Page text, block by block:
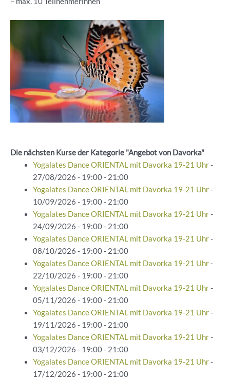
Die nächsten Kurse der Kategorie "Angebot von Davorka"
Yogalates Dance ORIENTAL mit Davorka 19-21 Uhr-
27/08/2026 - 19:00 - 21:00
Yogalates Dance ORIENTAL mit Davorka 19-21 Uhr-
10/09/2026 - 19:00 - 21:00
Yogalates Dance ORIENTAL mit Davorka 19-21 Uhr-
24/09/2026 - 19:00 - 21:00
Yogalates Dance ORIENTAL mit Davorka 19-21 Uhr-
08/10/2026 - 19:00 - 21:00
Yogalates Dance ORIENTAL mit Davorka 19-21 Uhr-
22/10/2026 - 19:00 - 21:00
Yogalates Dance ORIENTAL mit Davorka 19-21 Uhr-
05/11/2026 - 19:00 - 21:00
Yogalates Dance ORIENTAL mit Davorka 19-21 Uhr-
19/11/2026 - 19:00 - 21:00
Yogalates Dance ORIENTAL mit Davorka 19-21 Uhr-
03/12/2026 - 19:00 - 21:00
Yogalates Dance ORIENTAL mit Davorka 19-21 Uhr-
17/12/2026 - 19:00 - 21:00